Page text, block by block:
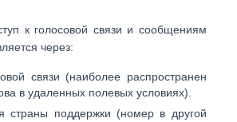
к голосовой связи и сообщениям
через:
связи (наиболее распространен
в удаленных полевых условиях).
страны поддержки (номер в другой